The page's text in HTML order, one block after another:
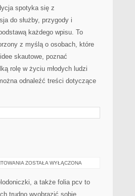
spotyka się z
do służby, przygody i
każdego wpisu. To
z myślą o osobach, które
skautowe, poznać
rolę w życiu młodych ludzi
odnaleźć treści dotyczące
OWOCE
ZOSTAŁA WYŁĄCZONA
a także folia pcv to
trudno wyobrazić sobie